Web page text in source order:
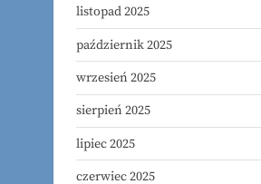
listopad 2025
październik 2025
wrzesień 2025
sierpień 2025
lipiec 2025
czerwiec 2025